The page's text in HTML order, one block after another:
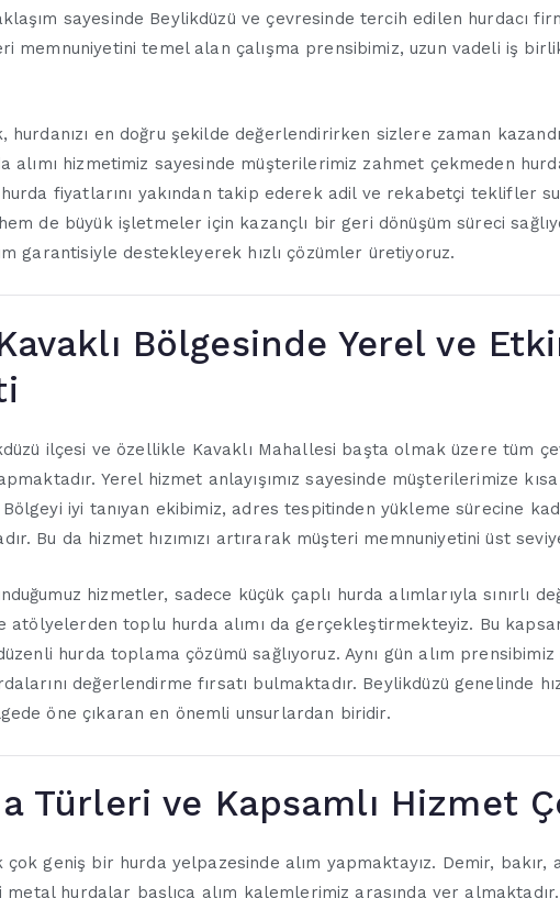
sayesinde Beylikdüzü ve çevresinde tercih edilen hurdacı
memnuniyetini temel alan çalışma prensibimiz, uzun vadeli iş
hurdanızı en doğru şekilde değerlendirirken sizlere zaman
alımı hizmetimiz sayesinde müşterilerimiz zahmet çekmeden
fiyatlarını yakından takip ederek adil ve rekabetçi teklifler
de büyük işletmeler için kazançlı bir geri dönüşüm süreci
garantisiyle destekleyerek hızlı çözümler üretiyoruz.
Bölgesinde Yerel ve
ilçesi ve özellikle Kavaklı Mahallesi başta olmak üzere tüm
Yerel hizmet anlayışımız sayesinde müşterilerimize
Bölgeyi iyi tanıyan ekibimiz, adres tespitinden yükleme sürecine
Bu da hizmet hızımızı artırarak müşteri memnuniyetini üst
hizmetler, sadece küçük çaplı hurda alımlarıyla sınırlı
toplu hurda alımı da gerçekleştirmekteyiz. Bu
hurda toplama çözümü sağlıyoruz. Aynı gün alım
değerlendirme fırsatı bulmaktadır. Beylikdüzü genelinde
öne çıkaran en önemli unsurlardan biridir.
Türleri ve Kapsamlı Hizmet
geniş bir hurda yelpazesinde alım yapmaktayız. Demir, bakır,
hurdalar başlıca alım kalemlerimiz arasında yer almaktadır.